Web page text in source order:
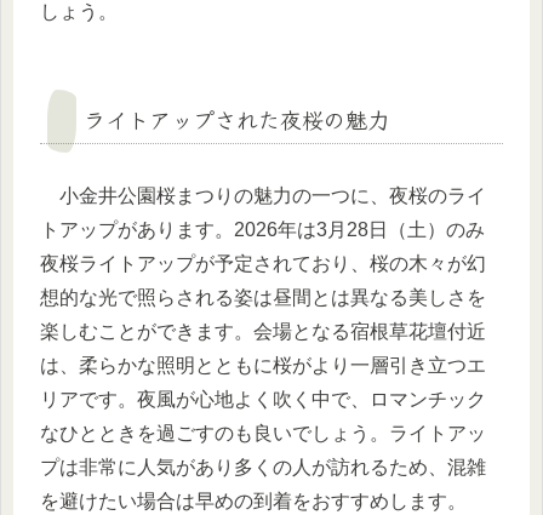
しょう。
ライトアップされた夜桜の魅力
小金井公園桜まつりの魅力の一つに、夜桜のライ
トアップがあります。2026年は3月28日（土）のみ
夜桜ライトアップが予定されており、桜の木々が幻
想的な光で照らされる姿は昼間とは異なる美しさを
楽しむことができます。会場となる宿根草花壇付近
は、柔らかな照明とともに桜がより一層引き立つエ
リアです。夜風が心地よく吹く中で、ロマンチック
なひとときを過ごすのも良いでしょう。ライトアッ
プは非常に人気があり多くの人が訪れるため、混雑
を避けたい場合は早めの到着をおすすめします。